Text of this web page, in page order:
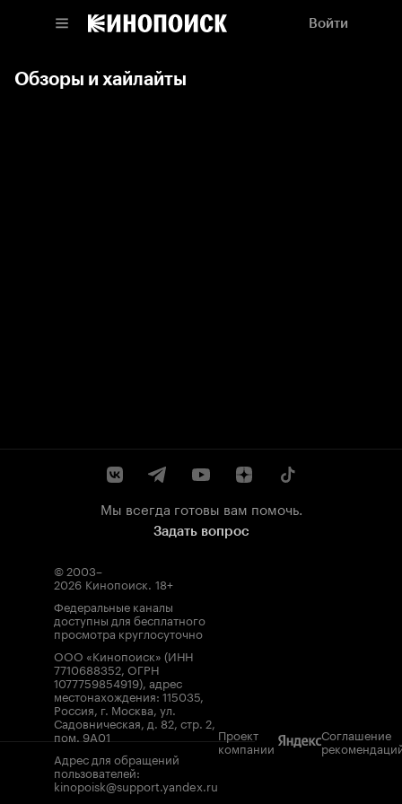
Войти
Обзоры и хайлайты
Мы всегда готовы вам помочь.
Задать вопрос
© 2003–
2026 Кинопоиск. 18+
Федеральные каналы
доступны для бесплатного
просмотра круглосуточно
ООО «Кинопоиск» (ИНН
7710688352, ОГРН
1077759854919), адрес
местонахождения: 115035,
Россия, г. Москва, ул.
Садовническая, д. 82, стр. 2,
пом. 9А01
Адрес для обращений
пользователей:
kinopoisk@support.yandex.ru
Проект
компании
Соглашение